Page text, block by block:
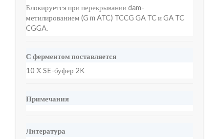
Блокируется при перекрывании dam-
метилированием (G m ATC) TCCG GA TC и GA TC
CGGA.
С ферментом поставляется
10 Х SE-буфер 2K
Примечания
Литература